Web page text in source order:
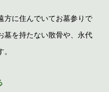
方に住んでいてお墓参りで
墓を持たない散骨や、永代